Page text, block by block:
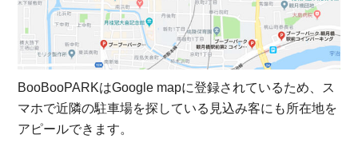
BooBooPARKはGoogle mapに登録されているため、ス
マホで近隣の駐車場を探している見込み客にも所在地を
アピールできます。